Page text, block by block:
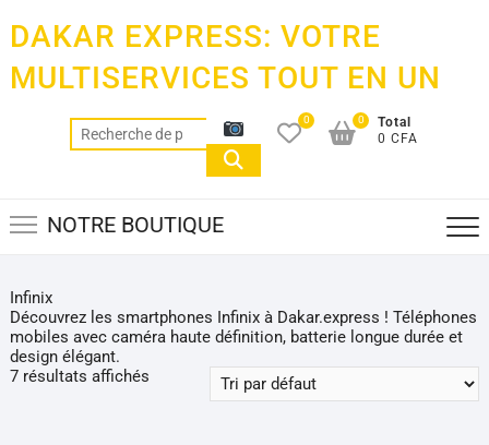
content
DAKAR EXPRESS: VOTRE
MULTISERVICES TOUT EN UN
Recherche
pour :
0
Total
0 CFA
0
NOTRE BOUTIQUE
Infinix
Découvrez les smartphones Infinix à Dakar.express ! Téléphones
mobiles avec caméra haute définition, batterie longue durée et
design élégant.
7 résultats affichés